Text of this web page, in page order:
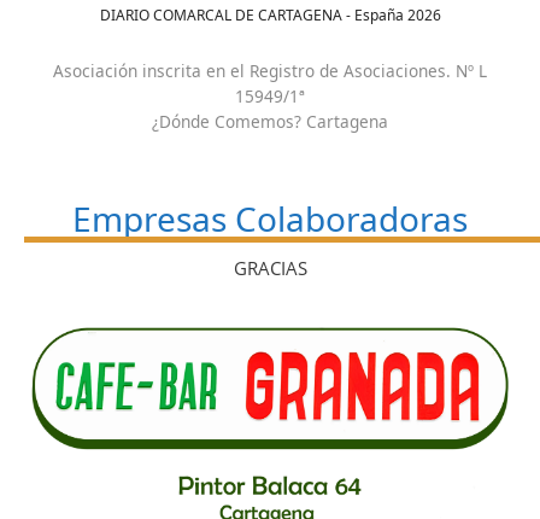
DIARIO COMARCAL DE CARTAGENA - España 2026
Asociación inscrita en el Registro de Asociaciones. Nº L
15949/1ª
¿Dónde Comemos? Cartagena
Empresas Colaboradoras
GRACIAS